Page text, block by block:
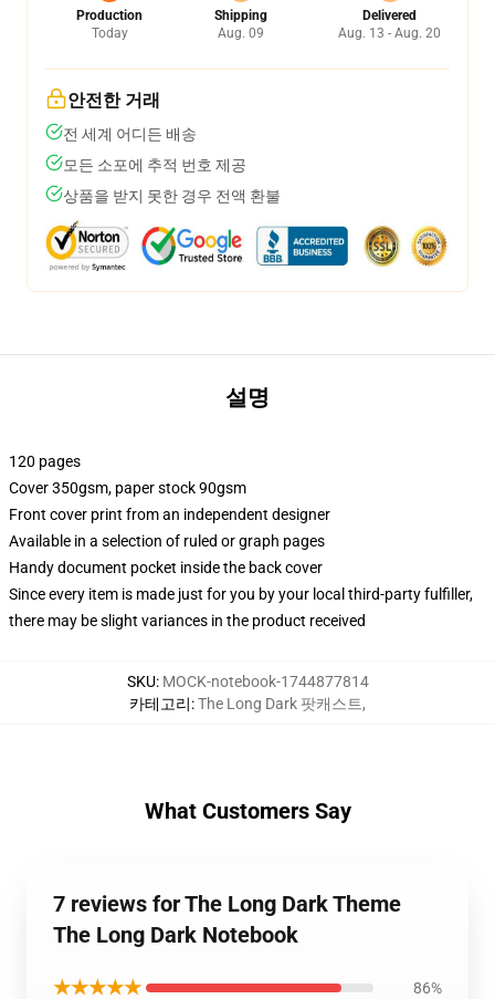
Production
Today
Shipping
Aug. 09
Delivered
Aug. 13 - Aug. 20
안전한 거래
전 세계 어디든 배송
모든 소포에 추적 번호 제공
상품을 받지 못한 경우 전액 환불
설명
120 pages
Cover 350gsm, paper stock 90gsm
Front cover print from an independent designer
Available in a selection of ruled or graph pages
Handy document pocket inside the back cover
Since every item is made just for you by your local third-party fulfiller,
there may be slight variances in the product received
SKU: MOCK-notebook-1744877814
카테고리:The Long Dark 팟캐스트,
What Customers Say
7 reviews for The Long Dark Theme
The Long Dark Notebook
★★★★★ 86%